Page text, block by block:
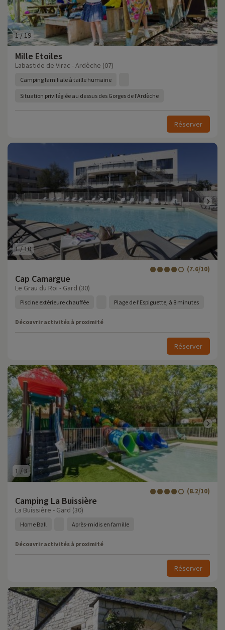
1/19
Mille Etoiles
Labastide de Virac - Ardèche (07)
Camping familiale à taille humaine
Situation privilégiée au dessus des Gorges de l'Ardèche
Réserver
1/ 10
Cap Camargue
(7.6/10)
Le Grau du Roi - Gard (30)
Piscine extérieure chauffée Plage de l’Espiguette, à 8 minutes
Découvrir activités à proximité
Réserver
1 / 8
Camping La Buissière
(8.2/10)
La Buissière - Gard (30)
Home Ball Après-midis en famille
Découvrir activités à proximité
Réserver